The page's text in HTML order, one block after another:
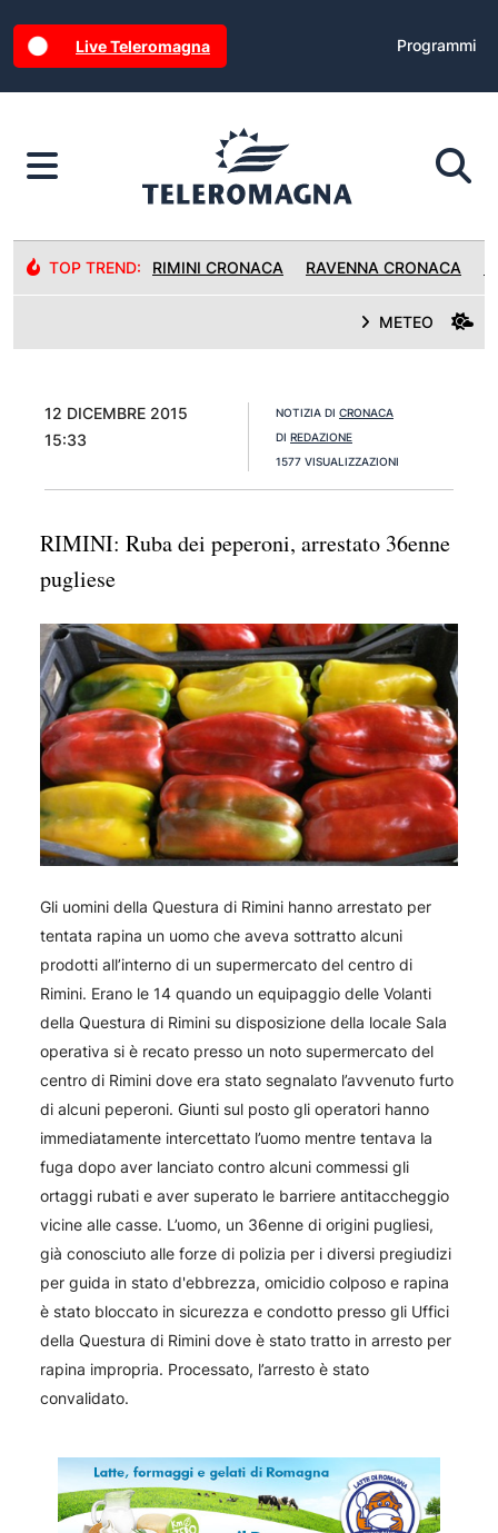
Live Teleromagna Programmi
TOP TREND: RIMINI CRONACA RAVENNA CRONACA
METEO
12 DICEMBRE 2015
15:33
NOTIZIA DI CRONACA
DI REDAZIONE
1577 VISUALIZZAZIONI
RIMINI: Ruba dei peperoni, arrestato 36enne
pugliese
Gli uomini della Questura di Rimini hanno arrestato per
tentata rapina un uomo che aveva sottratto alcuni
prodotti all’interno di un supermercato del centro di
Rimini. Erano le 14 quando un equipaggio delle Volanti
della Questura di Rimini su disposizione della locale Sala
operativa si è recato presso un noto supermercato del
centro di Rimini dove era stato segnalato l’avvenuto furto
di alcuni peperoni. Giunti sul posto gli operatori hanno
immediatamente intercettato l’uomo mentre tentava la
fuga dopo aver lanciato contro alcuni commessi gli
ortaggi rubati e aver superato le barriere antitaccheggio
vicine alle casse. L’uomo, un 36enne di origini pugliesi,
già conosciuto alle forze di polizia per i diversi pregiudizi
per guida in stato d'ebbrezza, omicidio colposo e rapina
è stato bloccato in sicurezza e condotto presso gli Uffici
della Questura di Rimini dove è stato tratto in arresto per
rapina impropria. Processato, l’arresto è stato
convalidato.